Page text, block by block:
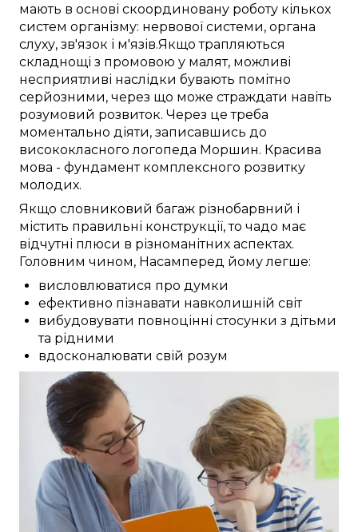
мають в основі скоординовану роботу кількох
систем організму: нервової системи, органа
слуху, зв'язок і м'язів.Якщо трапляються
складнощі з промовою у малят, можливі
несприятливі наслідки бувають помітно
серйозними, через що може страждати навіть
розумовий розвиток. Через це треба
моментально діяти, записавшись до
висококласного логопеда Моршин. Красива
мова - фундамент комплексного розвитку
молодих.
Якщо словниковий багаж різнобарвний і
містить правильні конструкції, то чадо має
відчутні плюси в різноманітних аспектах.
Головним чином, Насамперед йомулегше:
висловлюватися про думки
ефективно пізнавати навколишній світ
вибудовувати повноцінні стосунки з дітьми
та рідними
вдосконалювати свій розум